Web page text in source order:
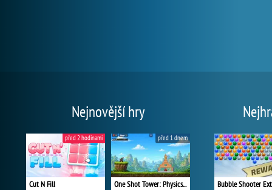
Nejnovější hry
Cut N Fill
před 2 hodinami
One Shot Tower: Physics Destroyer
před 1 dnem
Bubble Shooter